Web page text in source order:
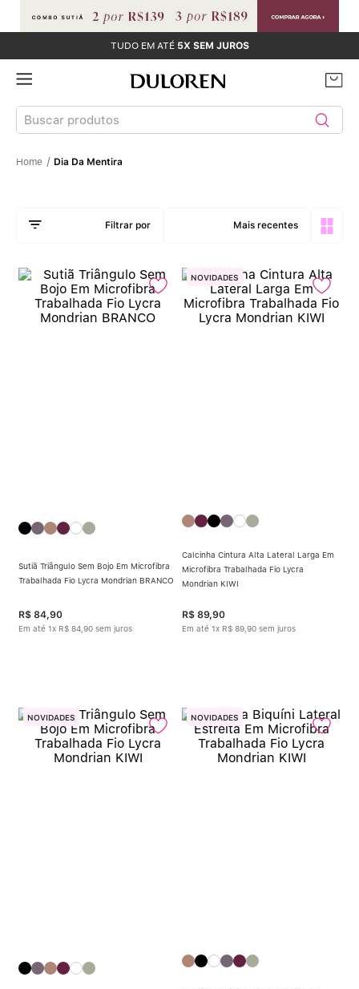
TUDO EM ATÉ 5X SEM JUROS
Buscar produtos
Dia Da Mentira
Mais recentes
Sutiã Triângulo Sem Bojo Em Microfibra
Trabalhada Fio Lycra Mondrian BRANCO
R$ 84,90
Em até 1x R$ 84 90 sem juros
NOVIDADES
Calcinha Cintura Alta Lateral Larga Em
Microfibra Trabalhada Fio Lycra
Mondrian KIWI
R$ 89,90
Em até 1x R$ 89 90 sem juros
NOVIDADES NOVIDADES
TERMOS MAIS BUSCADOS
3º Sutiã Bojo
4º Conjunto
9º Algodão Egípcio
10 Sutiã Sustentação